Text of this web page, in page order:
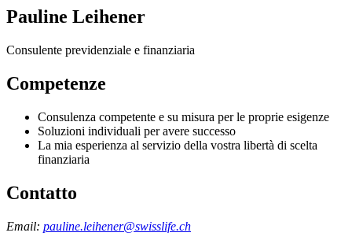
Pauline Leihener
Consulente previdenziale e finanziaria
Competenze
Consulenza competente e su misura per le proprie esigenze
Soluzioni individuali per avere successo
La mia esperienza al servizio della vostra libertà di scelta
finanziaria
Contatto
Email: pauline.leihener@swisslife.ch